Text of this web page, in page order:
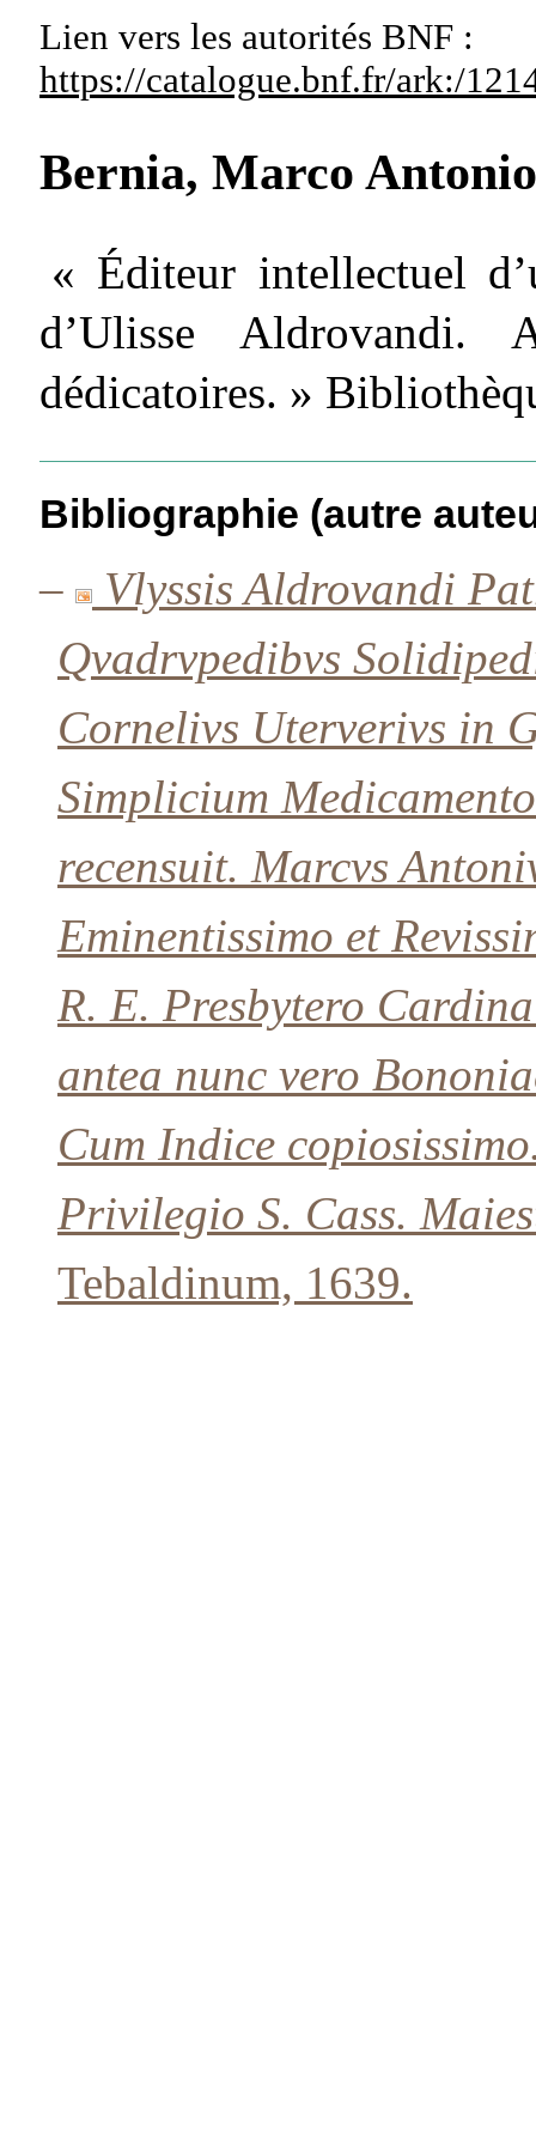
Lien vers les autorités BNF :
https://catalogue.bnf.fr/ark:/
Bernia, Marco Antonio
« Éditeur intellectuel
d’Ulisse Aldrovandi.
dédicatoires. »
Bibliographie (autre
–
Vlyssis Aldrovandi
Qvadrvpedibvs
Cornelivs Uterverivs in
Simplicium
recensuit. Marcvs
Eminentissimo et
R. E. Presbytero
antea nunc vero
Cum Indice
Privilegio S. Cass.
Tebaldinum, 1639.